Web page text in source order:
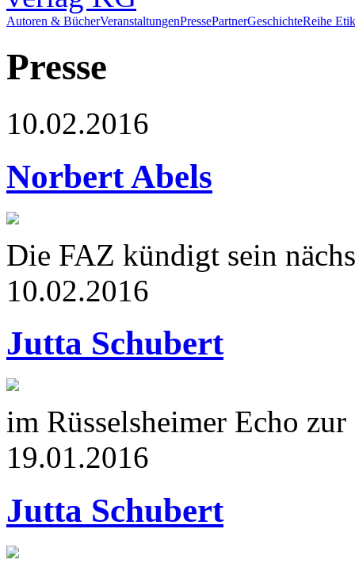
Autoren & BücherVeranstaltungenPressePartnerGeschichteReihe
Presse
10.02.2016
Norbert Abels
Die FAZ kündigt sein
10.02.2016
Jutta Schubert
im Rüsselsheimer Echo
19.01.2016
Jutta Schubert